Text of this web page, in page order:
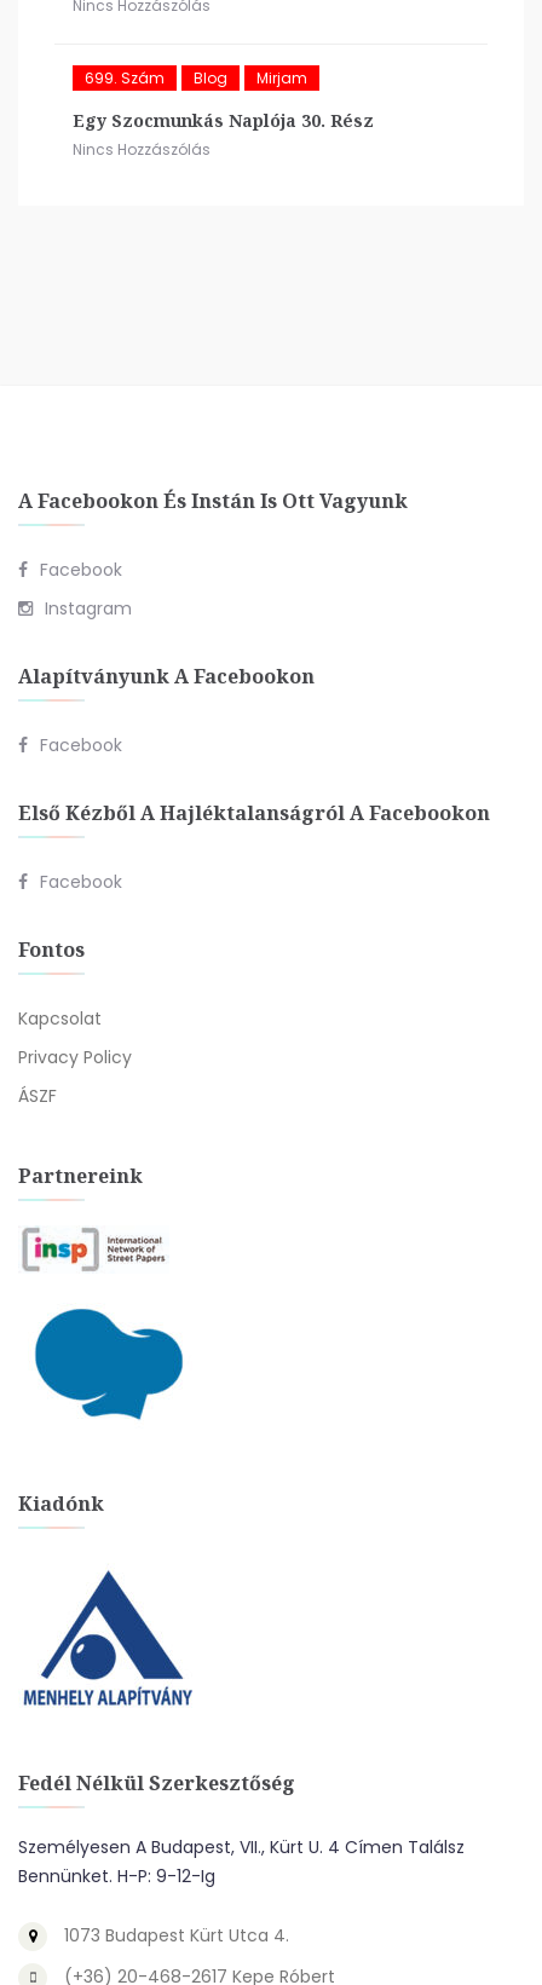
Nincs Hozzászólás
699. Szám Blog Mirjam
Egy Szocmunkás Naplója 30. Rész
Nincs Hozzászólás
A Facebookon És Instán Is Ott Vagyunk
Facebook
Instagram
Alapítványunk A Facebookon
Facebook
Első Kézből A Hajléktalanságról A Facebookon
Facebook
Fontos
Kapcsolat
Privacy Policy
ÁSZF
Partnereink
Kiadónk
Fedél Nélkül Szerkesztőség
Személyesen A Budapest, VII., Kürt U. 4 Címen Találsz
Bennünket. H-P: 9-12-Ig
1073 Budapest Kürt Utca 4.
(+36) 20-468-2617 Kepe Róbert